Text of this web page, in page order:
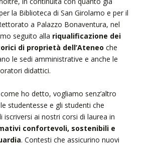
la Biblioteca di San Girolamo e per il
a Palazzo Bonaventura, nel
seguito alla riqualificazione dei
di proprietà dell’Ateneo che
le sedi amministrative e anche le
didattici.
ho detto, vogliamo senz’altro
studentesse e gli studenti che
iscriversi ai nostri corsi di laurea in
confortevoli, sostenibili e
. Contesti che assicurino nuovi